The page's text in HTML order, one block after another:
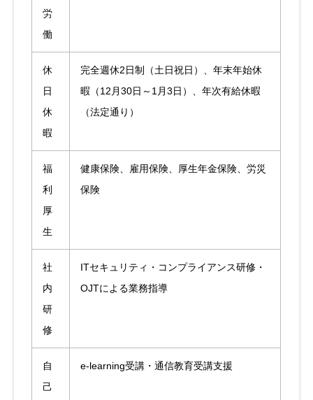
労
働
休
日
休
暇
完全週休2日制（土日祝日）、年末年始休
暇（12月30日～1月3日）、年次有給休暇
（法定通り）
福
利
厚
生
健康保険、雇用保険、厚生年金保険、労災
保険
社
内
研
修
ITセキュリティ・コンプライアンス研修・
OJTによる業務指導
自
己
e-learning受講・通信教育受講支援